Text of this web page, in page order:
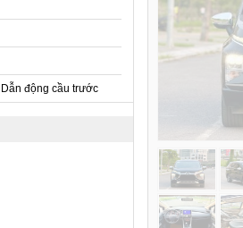
Dẫn động cầu trước